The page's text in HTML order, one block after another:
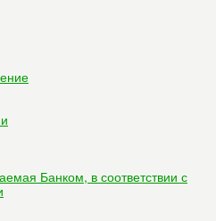
Банком, в соответствии с